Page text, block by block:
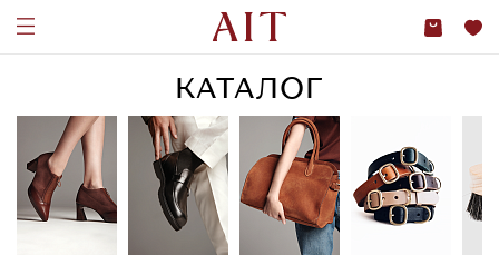
КАТАЛОГ